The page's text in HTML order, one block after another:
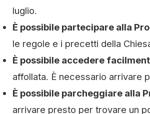
luglio.
È possibile partecipare alla
le regole e i precetti della
È possibile accedere
affollata. È necessario arrivare
È possibile parcheggiare alla
arrivare presto per trovare un